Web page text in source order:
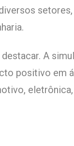
setores,
A
positivo em
eletrônica,